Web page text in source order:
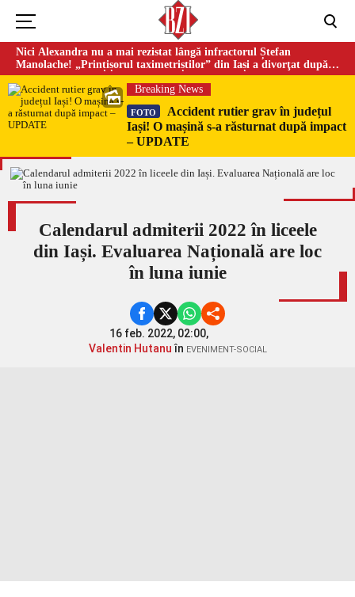
Nici Alexandra nu a mai rezistat lângă infractorul Ștefan
Manolache! „Prințișorul taximetriștilor” din Iași a divorţat după
doi ani de căsnicie
Breaking News
FOTO
Accident rutier grav în județul
Iași! O mașină s-a răsturnat după impact
– UPDATE
Calendarul admiterii 2022 în liceele
din Iași. Evaluarea Națională are loc
în luna iunie
16 feb. 2022, 02:00,
Valentin Hutanuîn EVENIMENT-SOCIAL